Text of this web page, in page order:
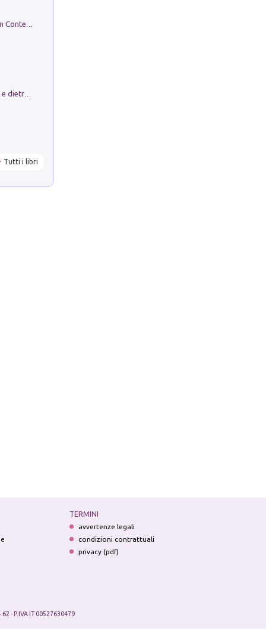
Tutti i libri
TERMINI
avvertenze legali
condizioni contrattuali
privacy (pdf)
- P.IVA IT 00527630479